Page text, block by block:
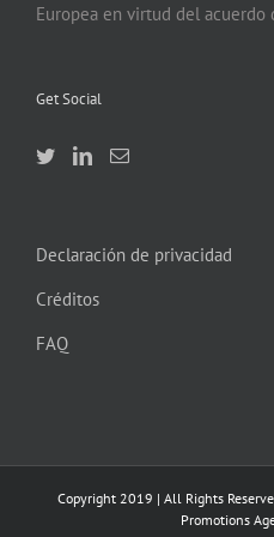
Europea en virtud del acuerdo
Get Social
Declaración de privacidad
Créditos
FAQ
Copyright 2019 | All Rights
Promotions